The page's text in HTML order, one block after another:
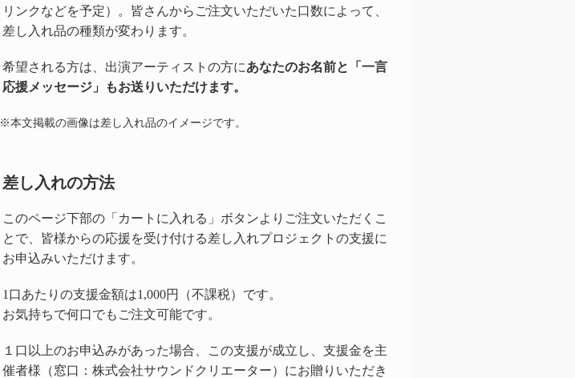
リンクなどを予定）。皆さんからご注文いただいた口数によって、
差し入れ品の種類が変わります。
希望される方は、出演アーティストの方にあなたのお名前と「一言
応援メッセージ」もお送りいただけます。
※本文掲載の画像は差し入れ品のイメージです。
差し入れの方法
このページ下部の「カートに入れる」ボタンよりご注文いただくこ
とで、皆様からの応援を受け付ける差し入れプロジェクトの支援に
お申込みいただけます。
1口あたりの支援金額は1,000円（不課税）です。
お気持ちで何口でもご注文可能です。
１口以上のお申込みがあった場合、この支援が成立し、支援金を主
催者様（窓口：株式会社サウンドクリエーター）にお贈りいただき